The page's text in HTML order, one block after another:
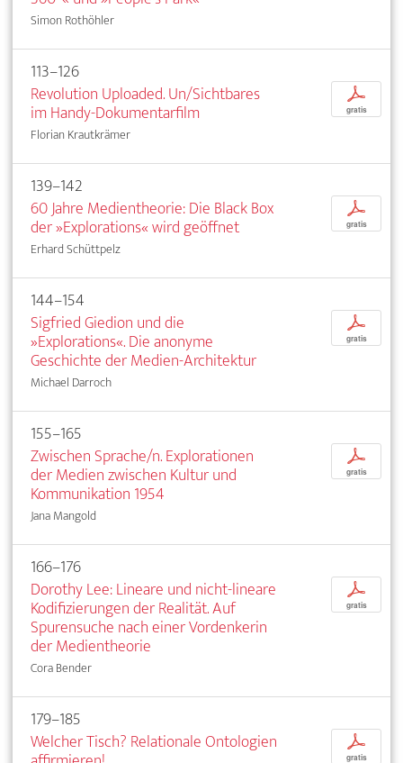
Simon Rothöhler
113–126
Revolution Uploaded. Un/Sichtbares
im Handy-Dokumentarfilm
Florian Krautkrämer
p
gratis
139–142
60 Jahre Medientheorie: Die Black Box
der »Explorations« wird geöffnet
Erhard Schüttpelz
p
gratis
144–154
Sigfried Giedion und die
»Explorations«. Die anonyme
Geschichte der Medien-Architektur
Michael Darroch
p
gratis
155–165
Zwischen Sprache/n. Explorationen
der Medien zwischen Kultur und
Kommunikation 1954
Jana Mangold
p
gratis
166–176
Dorothy Lee: Lineare und nicht-lineare
Kodifizierungen der Realität. Auf
Spurensuche nach einer Vordenkerin
der Medientheorie
Cora Bender
p
gratis
179–185
Welcher Tisch? Relationale Ontologien
p
gratis